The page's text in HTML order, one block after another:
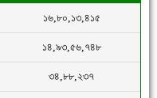
করবে'
১৬,৮০,১৩,৪১৫
১৪,৯৩,৫৬,৭৪৮
৩৪,৮৮,২৩৭